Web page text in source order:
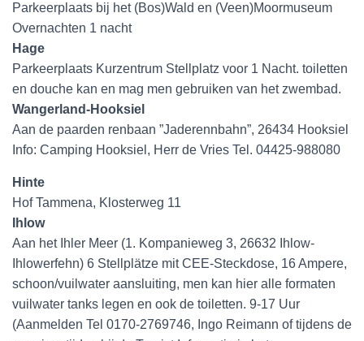
Parkeerplaats bij het (Bos)Wald en (Veen)Moormuseum
Overnachten 1 nacht
Hage
Parkeerplaats Kurzentrum Stellplatz voor 1 Nacht. toiletten
en douche kan en mag men gebruiken van het zwembad.
Wangerland-Hooksiel
Aan de paarden renbaan ”Jaderennbahn”, 26434 Hooksiel
Info: Camping Hooksiel, Herr de Vries Tel. 04425-988080
Hinte
Hof Tammena, Klosterweg 11
Ihlow
Aan het Ihler Meer (1. Kompanieweg 3, 26632 Ihlow-
Ihlowerfehn) 6 Stellplätze mit CEE-Steckdose, 16 Ampere,
schoon/vuilwater aansluiting, men kan hier alle formaten
vuilwater tanks legen en ook de toiletten. 9-17 Uur
(Aanmelden Tel 0170-2769746, Ingo Reimann of tijdens de